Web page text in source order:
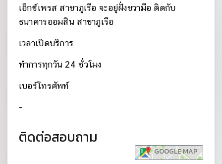
ติดต่อสอบถาม
GOOGLE MAP
เอ็กซ์เพรส สาขาภูเรือ จะอยู่ฝั่งขวามือ ติดกับ
ธนาคารออมสิน สาขาภูเรือ
เวลาเปิดบริการ
ทำการทุกวัน 24 ชั่วโมง
เบอร์โทรศัพท์
-